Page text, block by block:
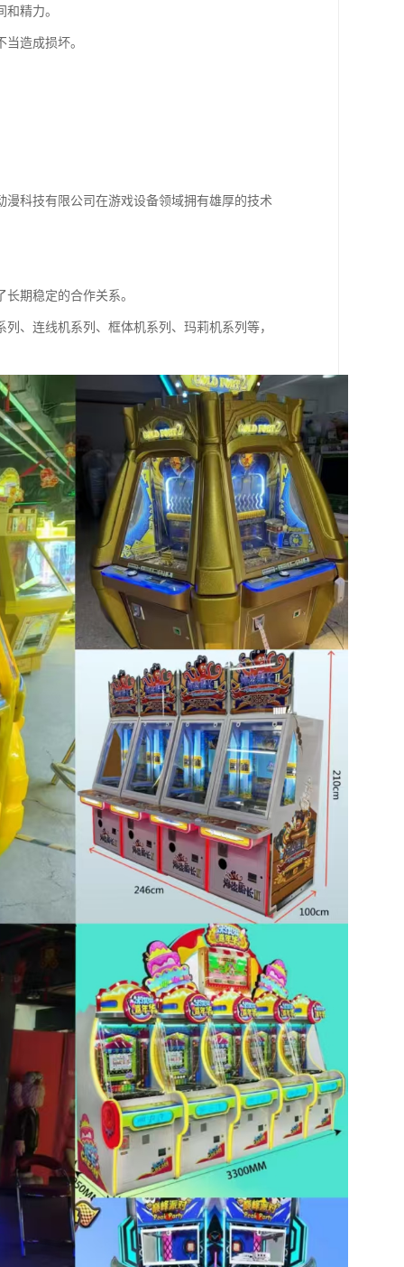
精力。
造成损坏。
科技有限公司在游戏设备领域拥有雄厚的技术
期稳定的合作关系。
、连线机系列、框体机系列、玛莉机系列等，